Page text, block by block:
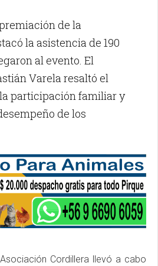
de la
la asistencia de 190
al evento. El
Varela resaltó el
participación familiar y
de los
Cordillera llevó a cabo